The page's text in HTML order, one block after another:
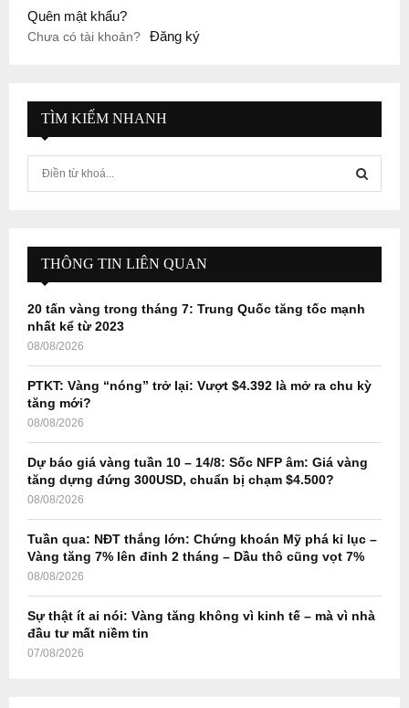
Quên mật khẩu?
Chưa có tài khoản? Đăng ký
TÌM KIẾM NHANH
f
r
E
A
H
THÔNG TIN LIÊN QUAN
20 tấn vàng trong tháng 7: Trung Quốc tăng tốc mạnh
nhất kể từ 2023
08/08/2026
PTKT: Vàng “nóng” trở lại: Vượt $4.392 là mở ra chu kỳ
tăng mới?
08/08/2026
Dự báo giá vàng tuần 10 – 14/8: Sốc NFP âm: Giá vàng
tăng dựng đứng 300USD, chuẩn bị chạm $4.500?
08/08/2026
Tuần qua: NĐT thắng lớn: Chứng khoán Mỹ phá kỉ lục –
Vàng tăng 7% lên đỉnh 2 tháng – Dầu thô cũng vọt 7%
08/08/2026
Sự thật ít ai nói: Vàng tăng không vì kinh tế – mà vì nhà
đầu tư mất niềm tin
07/08/2026